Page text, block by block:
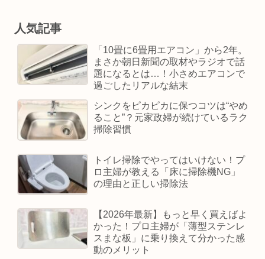
人気記事
「10畳に6畳用エアコン」から2年。
まさか朝日新聞の取材やラジオで話
題になるとは…！小さめエアコンで
過ごしたリアルな結末
シンクをピカピカに保つコツは“やめ
ること”？元家政婦が続けているラク
掃除習慣
トイレ掃除でやってはいけない！プ
ロ主婦が教える「床に掃除機NG」
の理由と正しい掃除法
【2026年最新】もっと早く買えばよ
かった！プロ主婦が「薄型ステンレ
スまな板」に乗り換えて分かった感
動のメリット